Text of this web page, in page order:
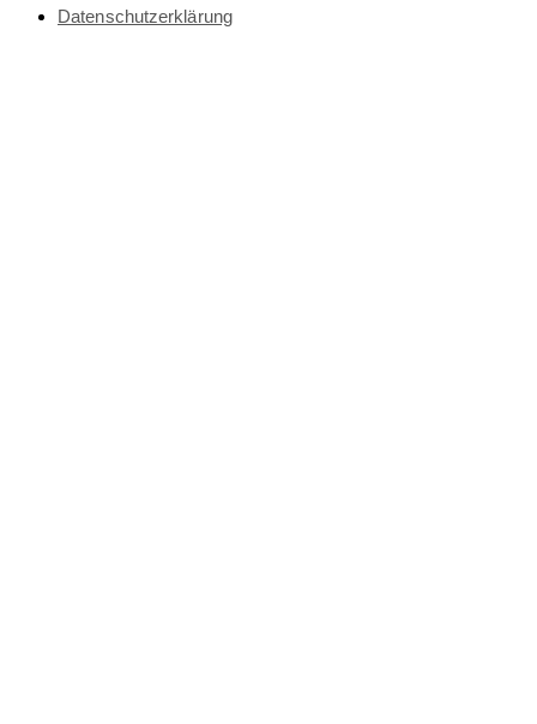
Datenschutz­erklärung